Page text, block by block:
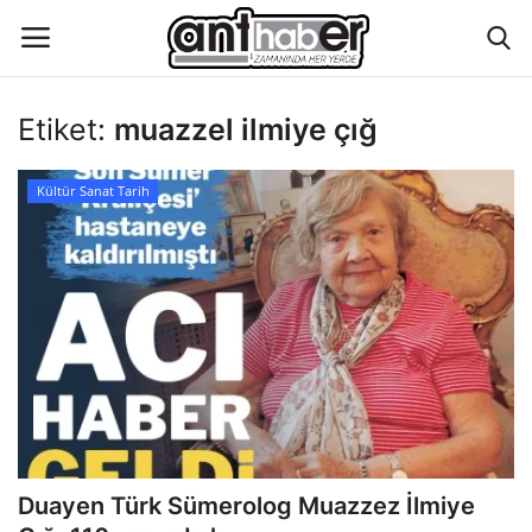
Eğitim
Aktüel Magazin
Hakkımızda
İletişim
Asayiş
Çevre
Etiket: muazzel ilmiye çığ
Kültür Sanat Tarih
Duayen Türk Sümerolog Muazzez İlmiye